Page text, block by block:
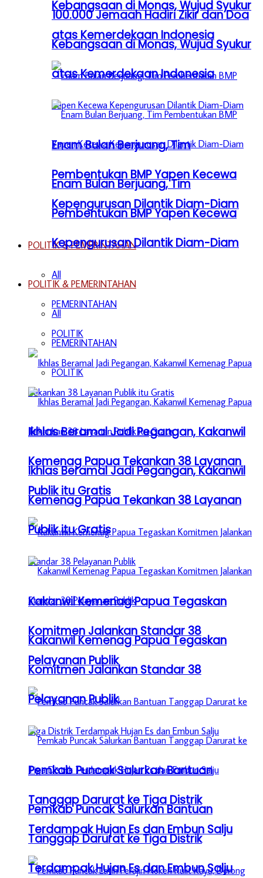
Kebangsaan di Monas, Wujud Syukur
atas Kemerdekaan Indonesia
Enam Bulan Berjuang, Tim
Pembentukan BMP Yapen Kecewa
Kepengurusan Dilantik Diam-Diam
POLITIK & PEMERINTAHAN
All
PEMERINTAHAN
POLITIK
Ikhlas Beramal Jadi Pegangan, Kakanwil
Kemenag Papua Tekankan 38 Layanan
Publik itu Gratis
Kakanwil Kemenag Papua Tegaskan
Komitmen Jalankan Standar 38
Pelayanan Publik
Pemkab Puncak Salurkan Bantuan
Tanggap Darurat ke Tiga Distrik
Terdampak Hujan Es dan Embun Salju
100.000 Jemaah Hadiri Zikir dan Doa
Kebangsaan di Monas, Wujud Syukur
atas Kemerdekaan Indonesia
Enam Bulan Berjuang, Tim
Pembentukan BMP Yapen Kecewa
Kepengurusan Dilantik Diam-Diam
POLITIK & PEMERINTAHAN
All
PEMERINTAHAN
POLITIK
Ikhlas Beramal Jadi Pegangan, Kakanwil
Kemenag Papua Tekankan 38 Layanan
Publik itu Gratis
Kakanwil Kemenag Papua Tegaskan
Komitmen Jalankan Standar 38
Pelayanan Publik
Pemkab Puncak Salurkan Bantuan
Tanggap Darurat ke Tiga Distrik
Terdampak Hujan Es dan Embun Salju